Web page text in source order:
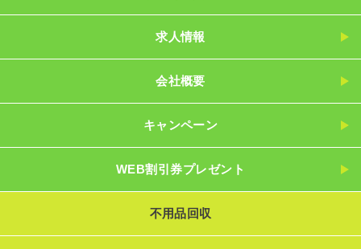
求人情報
会社概要
キャンペーン
WEB割引券プレゼント
不用品回収